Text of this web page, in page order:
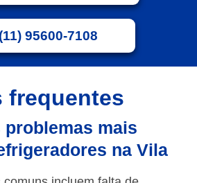
(11) 95600-7108
frequentes
problemas mais
na Vila